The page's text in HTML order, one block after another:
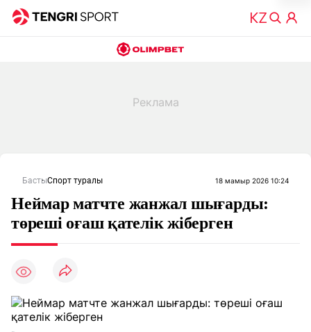
БастыСпорт туралы 18 мамыр 2026 10:24
Неймар матчте жанжал шығарды:
төреші оғаш қателік жіберген